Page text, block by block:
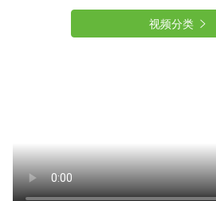
视频分类 